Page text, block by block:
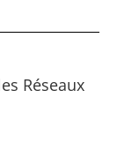
Réseaux